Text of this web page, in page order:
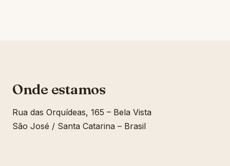
Onde estamos
Rua das Orquídeas, 165 – Bela Vista
São José / Santa Catarina – Brasil